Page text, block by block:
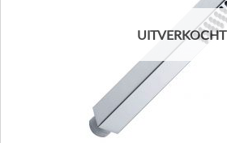
UITVERKOCHT